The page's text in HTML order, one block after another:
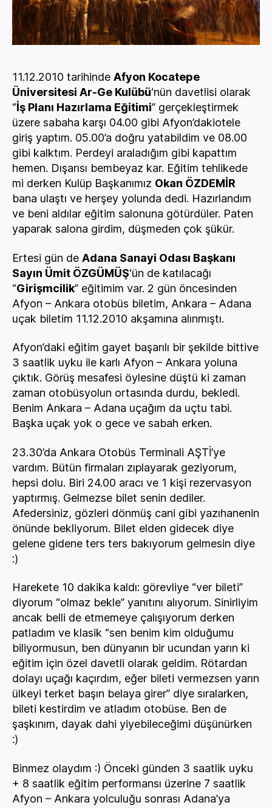
11.12.2010 tarihinde Afyon Kocatepe
Üniversitesi Ar-Ge Kulübü‘nün davetlisi olarak
“İş Planı Hazırlama Eğitimi” gerçekleştirmek
üzere sabaha karşı 04.00 gibi Afyon’dakiotele
giriş yaptım. 05.00’a doğru yatabildim ve 08.00
gibi kalktım. Perdeyi araladığım gibi kapattım
hemen. Dışarısı bembeyaz kar. Eğitim tehlikede
mi derken Kulüp Başkanımız Okan ÖZDEMİR
bana ulaştı ve herşey yolunda dedi. Hazırlandım
ve beni aldılar eğitim salonuna götürdüler. Paten
yaparak salona girdim, düşmeden çok şükür.
Ertesi gün de Adana Sanayi Odası Başkanı
Sayın Ümit ÖZGÜMÜŞ‘ün de katılacağı
“Girişmcilik” eğitimim var. 2 gün öncesinden
Afyon – Ankara otobüs biletim, Ankara – Adana
uçak biletim 11.12.2010 akşamına alınmıştı.
Afyon’daki eğitim gayet başarılı bir şekilde bittive
3 saatlik uyku ile karlı Afyon – Ankara yoluna
çıktık. Görüş mesafesi öylesine düştü ki zaman
zaman otobüsyolun ortasında durdu, bekledi.
Benim Ankara – Adana uçağım da uçtu tabi.
Başka uçak yok o gece ve sabah erken.
23.30’da Ankara Otobüs Terminali AŞTİ’ye
vardım. Bütün firmaları zıplayarak geziyorum,
hepsi dolu. Biri 24.00 aracı ve 1 kişi rezervasyon
yaptırmış. Gelmezse bilet senin dediler.
Afedersiniz, gözleri dönmüş cani gibi yazıhanenin
önünde bekliyorum. Bilet elden gidecek diye
gelene gidene ters ters bakıyorum gelmesin diye
:)
Harekete 10 dakika kaldı: görevliye “ver bileti”
diyorum “olmaz bekle” yanıtını alıyorum. Sinirliyim
ancak belli de etmemeye çalışıyorum derken
patladım ve klasik “sen benim kim olduğumu
biliyormusun, ben dünyanın bir ucundan yarın ki
eğitim için özel davetli olarak geldim. Rötardan
dolayı uçağı kaçırdım, eğer bileti vermezsen yarın
ülkeyi terket başın belaya girer” diye sıralarken,
bileti kestirdim ve atladım otobüse. Ben de
şaşkınım, dayak dahi yiyebileceğimi düşünürken
:)
Binmez olaydım :) Önceki günden 3 saatlik uyku
+ 8 saatlik eğitim performansı üzerine 7 saatlik
Afyon – Ankara yolculuğu sonrası Adana’ya